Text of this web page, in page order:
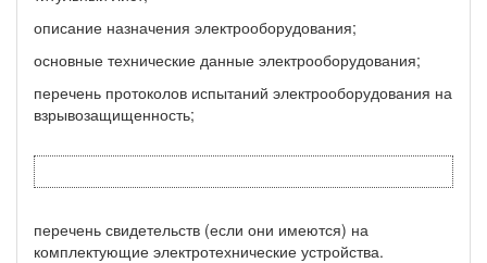
описание назначения электрооборудования;
основные технические данные электрооборудования;
перечень протоколов испытаний электрооборудования на
взрывозащищенность;
перечень свидетельств (если они имеются) на
комплектующие электротехнические устройства.